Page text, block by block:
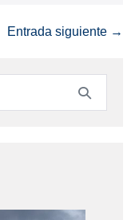
Entrada siguiente →